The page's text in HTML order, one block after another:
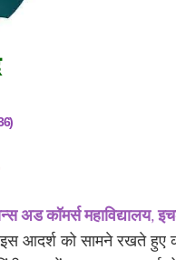
अड कॉमर्स महाविद्यालय,
इस आदर्श को सामने रखते हुए